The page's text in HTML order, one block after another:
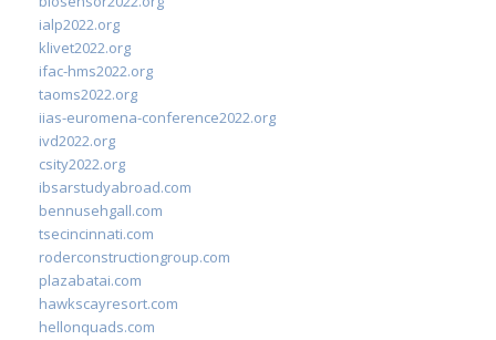
ialp2022.org
klivet2022.org
ifac-hms2022.org
taoms2022.org
iias-euromena-conference2022.org
ivd2022.org
csity2022.org
ibsarstudyabroad.com
bennusehgall.com
tsecincinnati.com
roderconstructiongroup.com
plazabatai.com
hawkscayresort.com
hellonquads.com